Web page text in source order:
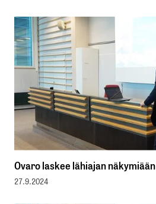
Ovaro laskee lähiajan näkymiään
27.9.2024